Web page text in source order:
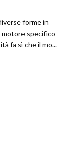
forme in
specifico
fa sì che il mo...